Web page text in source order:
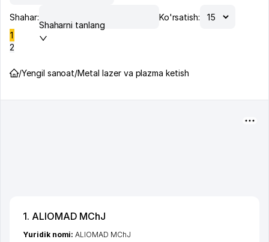
Shahar:
Shaharni tanlang
Ko'rsatish:
1
2
/Yengil sanoat/Metal lazer va plazma ketish
1. ALIOMAD MChJ
Yuridik nomi:ALIOMAD MChJ